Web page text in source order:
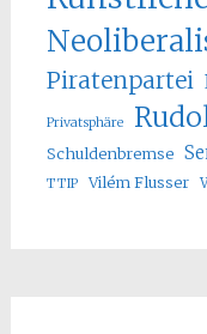
Piratenpartei
Privatsphäre
Schuldenbremse
TTIP
Vilém Flusser